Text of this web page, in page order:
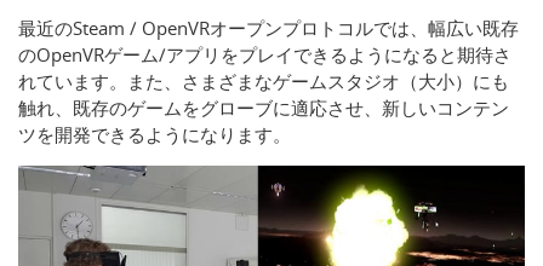
最近のSteam / OpenVRオープンプロトコルでは、幅広い既存
のOpenVRゲーム/アプリをプレイできるようになると期待さ
れています。また、さまざまなゲームスタジオ（大小）にも
触れ、既存のゲームをグローブに適応させ、新しいコンテン
ツを開発できるようになります。